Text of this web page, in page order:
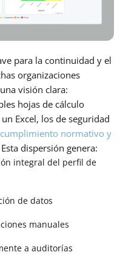
para la continuidad y el
organizaciones
visión clara:
hojas de cálculo
Excel, los de seguridad
cumplimiento normativo y
dispersión genera:
integral del perfil de
de datos
manuales
a auditorías